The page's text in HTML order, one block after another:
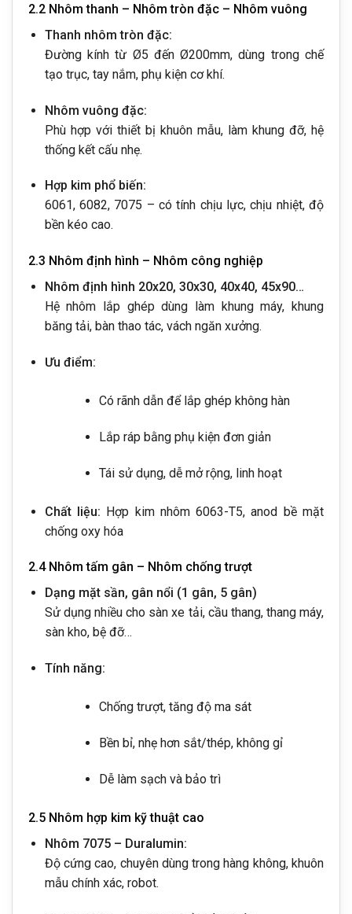
2.2 Nhôm thanh – Nhôm tròn đặc – Nhôm vuông
Thanh nhôm tròn đặc:
Đường kính từ Ø5 đến Ø200mm, dùng trong chế
tạo trục, tay nắm, phụ kiện cơ khí.
Nhôm vuông đặc:
Phù hợp với thiết bị khuôn mẫu, làm khung đỡ, hệ
thống kết cấu nhẹ.
Hợp kim phổ biến:
6061, 6082, 7075 – có tính chịu lực, chịu nhiệt, độ
bền kéo cao.
2.3 Nhôm định hình – Nhôm công nghiệp
Nhôm định hình 20x20, 30x30, 40x40, 45x90…
Hệ nhôm lắp ghép dùng làm khung máy, khung
băng tải, bàn thao tác, vách ngăn xưởng.
Ưu điểm:
Có rãnh dẫn để lắp ghép không hàn
Lắp ráp bằng phụ kiện đơn giản
Tái sử dụng, dễ mở rộng, linh hoạt
Chất liệu: Hợp kim nhôm 6063-T5, anod bề mặt
chống oxy hóa
2.4 Nhôm tấm gân – Nhôm chống trượt
Dạng mặt sần, gân nổi (1 gân, 5 gân)
Sử dụng nhiều cho sàn xe tải, cầu thang, thang máy,
sàn kho, bệ đỡ…
Tính năng:
Chống trượt, tăng độ ma sát
Bền bỉ, nhẹ hơn sắt/thép, không gỉ
Dễ làm sạch và bảo trì
2.5 Nhôm hợp kim kỹ thuật cao
Nhôm 7075 – Duralumin:
Độ cứng cao, chuyên dùng trong hàng không, khuôn
mẫu chính xác, robot.